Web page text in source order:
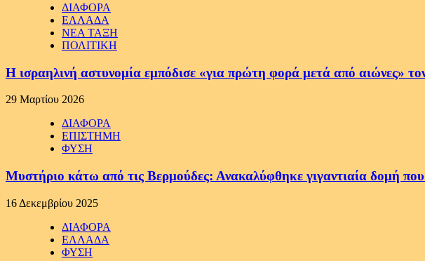
ΔΙΑΦΟΡΑ
ΕΛΛΑΔΑ
ΝΕΑ ΤΑΞΗ
ΠΟΛΙΤΙΚΗ
Η ισραηλινή αστυνομία εμπόδισε «για πρώτη φορά μετά από αιώνες»
29 Μαρτίου 2026
ΔΙΑΦΟΡΑ
ΕΠΙΣΤΗΜΗ
ΦΥΣΗ
Μυστήριο κάτω από τις Βερμούδες: Ανακαλύφθηκε γιγαντιαία δομή που
16 Δεκεμβρίου 2025
ΔΙΑΦΟΡΑ
ΕΛΛΑΔΑ
ΦΥΣΗ